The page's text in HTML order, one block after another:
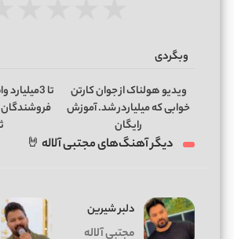
وبگردی
ویدیو هولناک از جوان کارتن
خوابی که میلیاردر شد. آموزش
رایگان
تا
دیگر آهنگ‌های مجتبی آلاله 🤘
دلبر شیرین
مجتبی آلاله